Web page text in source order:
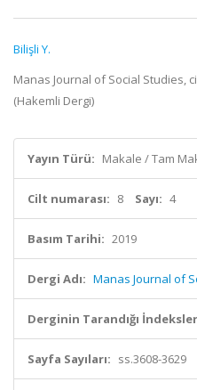
Bilişli Y.
Manas Journal of Social Studies,
(Hakemli Dergi)
Yayın Türü: Makale / Tam
Cilt numarası: 8 Sayı: 4
Basım Tarihi: 2019
Dergi Adı: Manas Journal of
Derginin Tarandığı
Sayfa Sayıları: ss.3608-3629